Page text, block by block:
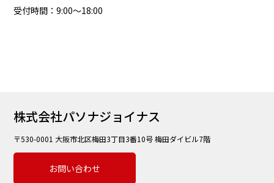
受付時間：9:00～18:00
株式会社パソナジョイナス
〒530-0001 大阪市北区梅田3丁目3番10号 梅田ダイビル7階
お問い合わせ